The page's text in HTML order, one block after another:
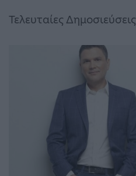
Τελευταίες Δημοσιεύσεις